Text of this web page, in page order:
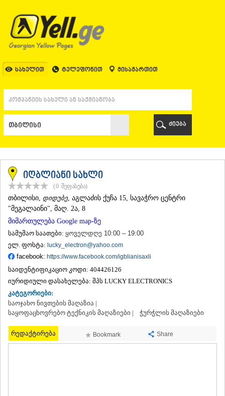
სახელით ტელეფონით მისამართით
ᲗᲑᲘᲚᲘᲡᲘ
ᲗᲑᲘᲚᲘᲡᲘ
ᲐᲤᲮᲐᲖᲔᲗᲘ
ᲒᲐᲚᲘ
ᲑᲐᲗᲣᲛᲘ
ᲥᲝᲑᲣᲚᲔᲗᲘ
ᲨᲣᲐᲮᲔᲕᲘ
ᲩᲐᲥᲕᲘ
ᲝᲖᲣᲠᲒᲔᲗᲘ
ᲩᲝᲮᲐᲢᲐᲣᲠᲘ
ᲣᲠᲔᲙᲘ
ᲘᲛᲔᲠᲔᲗᲘ
ᲑᲐᲦᲓᲐᲗᲘ
ᲕᲐᲜᲘ
ᲖᲔᲡᲢᲐᲤᲝᲜᲘ
ᲗᲔᲠᲯᲝᲚᲐ
ᲡᲐᲛᲢᲠᲔᲓᲘᲐ
ᲡᲐᲩᲮᲔᲠᲔ
ᲥᲣᲗᲐᲘᲡᲘ
ᲬᲧᲐᲚᲢᲣᲑᲝ
ᲭᲘᲐᲗᲣᲠᲐ
ᲮᲐᲠᲐᲒᲐᲣᲚᲘ
ᲮᲝᲜᲘ
ᲙᲐᲮᲔᲗᲘ
ᲐᲮᲛᲔᲢᲐ
ᲒᲣᲠᲯᲐᲐᲜᲘ
ძიება
იღბლიანი სახლი
(0 შეფასება)
ᲗᲑᲘᲚᲘᲡᲘ, დიდუბე, აგლაძის ქუჩა 15, სავაჭრო ცენტრი
"მეგალაინი", მაღ. 2ა, 8
მიმართულება Google map-ზე
სამუშაო საათები: ყოველდღე 10:00 – 19:00
ელ. ფოსტა: lucky_electron@yahoo.com
facebook: https://www.facebook.com/igblianisaxli
საიდენტიფიკაციო კოდი: 404426126
იურიდიული დასახელება: შპს LUCKY ELECTRONICS
კატეგორიები:
საოჯახო ნივთების მაღაზია |
საყოფაცხოვრებო ტექნიკის მაღაზიები |
ჭურჭლის მაღაზიები
რედაქტირება Bookmark Share